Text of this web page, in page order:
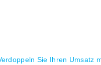
Sie Ihren Umsatz